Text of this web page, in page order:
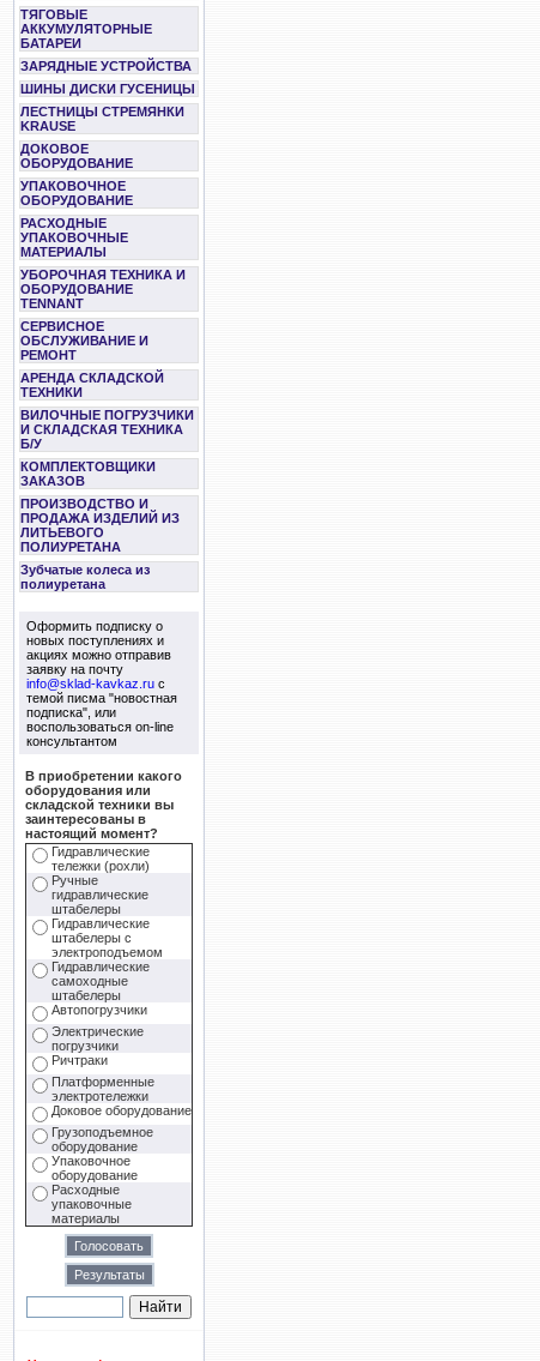
ТЯГОВЫЕ
АККУМУЛЯТОРНЫЕ
БАТАРЕИ
ЗАРЯДНЫЕ УСТРОЙСТВА
ШИНЫ ДИСКИ ГУСЕНИЦЫ
ЛЕСТНИЦЫ СТРЕМЯНКИ
KRAUSE
ДОКОВОЕ
ОБОРУДОВАНИЕ
УПАКОВОЧНОЕ
ОБОРУДОВАНИЕ
РАСХОДНЫЕ
УПАКОВОЧНЫЕ
МАТЕРИАЛЫ
УБОРОЧНАЯ ТЕХНИКА И
ОБОРУДОВАНИЕ
TENNANT
СЕРВИСНОЕ
ОБСЛУЖИВАНИЕ И
РЕМОНТ
АРЕНДА СКЛАДСКОЙ
ТЕХНИКИ
ВИЛОЧНЫЕ ПОГРУЗЧИКИ
И СКЛАДСКАЯ ТЕХНИКА
Б/У
КОМПЛЕКТОВЩИКИ
ЗАКАЗОВ
ПРОИЗВОДСТВО И
ПРОДАЖА ИЗДЕЛИЙ ИЗ
ЛИТЬЕВОГО
ПОЛИУРЕТАНА
Зубчатые колеса из
полиуретана
Оформить подписку о
новых поступлениях и
акциях можно отправив
заявку на почту
info@sklad-kavkaz.ruс
темой писма "новостная
подписка", или
воспользоваться on-line
консультантом
В приобретении какого
оборудования или
складской техники вы
заинтересованы в
настоящий момент?
Гидравлические
тележки (рохли)
Ручные
гидравлические
штабелеры
Гидравлические
штабелеры с
электроподъемом
Гидравлические
самоходные
штабелеры
Автопогрузчики
Электрические
погрузчики
Ричтраки
Платформенные
электротележки
Доковое оборудование
Грузоподъемное
оборудование
Упаковочное
оборудование
Расходные
упаковочные
материалы